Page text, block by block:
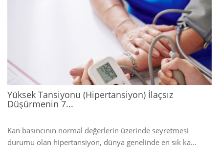
2026
Yüksek Tansiyonu (Hipertansiyon) İlaçsız
Düşürmenin 7...
Kan basıncının normal değerlerin üzerinde seyretmesi
durumu olan hipertansiyon, dünya genelinde en sık ka...